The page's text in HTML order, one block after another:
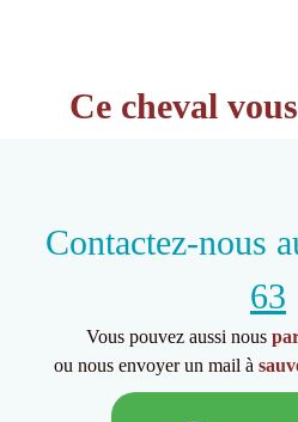
Ce cheval
Contactez-nous
63
Vous pouvez aussi nous
ou nous envoyer un mail à